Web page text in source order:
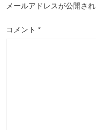
ー
シ
メールアドレスが公開さ
コメント *